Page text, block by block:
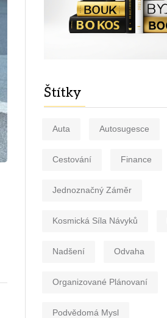
Štítky
Auta Autosugesce
Cestování Finance
Jednoznačný Záměr
Kosmická Síla Návyků
Nadšení Odvaha
Organizované Plánovaní
Podvědomá Mysl